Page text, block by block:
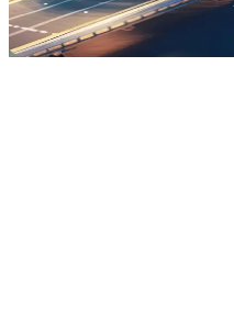
Gửi
🇻🇳VI